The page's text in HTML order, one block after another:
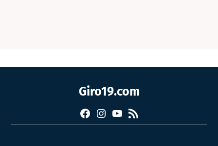
Giro19.com
FacebookInstagram
YouTube
RSS